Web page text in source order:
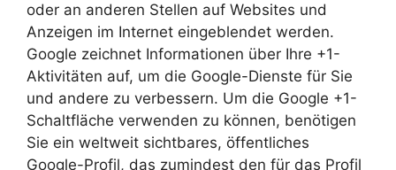
oder an anderen Stellen auf Websites und
Anzeigen im Internet eingeblendet werden.
Google zeichnet Informationen über Ihre +1-
Aktivitäten auf, um die Google-Dienste für Sie
und andere zu verbessern. Um die Google +1-
Schaltfläche verwenden zu können, benötigen
Sie ein weltweit sichtbares, öffentliches
Google-Profil, das zumindest den für das Profil